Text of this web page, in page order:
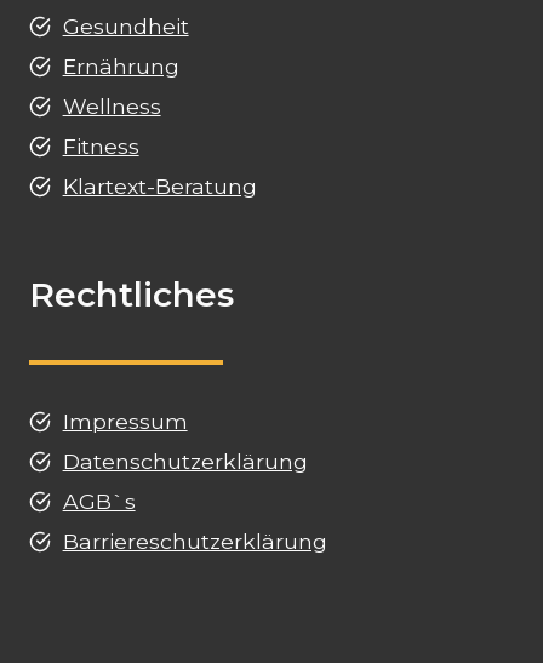
Gesundheit
Ernährung
Wellness
Fitness
Klartext-Beratung
Rechtliches
Impressum
Datenschutzerklärung
AGB`s
Barriereschutzerklärung